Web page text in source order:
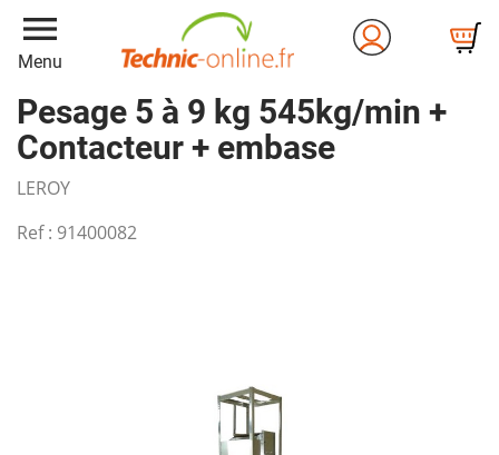
menu
Menu
Pesage 5 à 9 kg 545kg/min +
Contacteur + embase
LEROY
Ref : 91400082